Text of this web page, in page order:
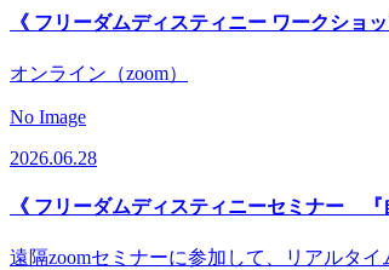
《 フリーダムディスティニー ワークショ
オンライン（zoom）
No Image
2026.06.28
《 フリーダムディスティニーセミナー
遠隔zoomセミナーに参加して、リアルタ